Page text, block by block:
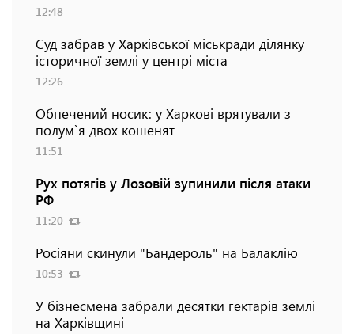
12:48
Суд забрав у Харківської міськради ділянку
історичної землі у центрі міста
12:26
Обпечений носик: у Харкові врятували з
полум`я двох кошенят
11:51
Рух потягів у Лозовій зупинили після атаки
РФ
11:20
Росіяни скинули "Бандероль" на Балаклію
10:53
У бізнесмена забрали десятки гектарів землі
на Харківщині